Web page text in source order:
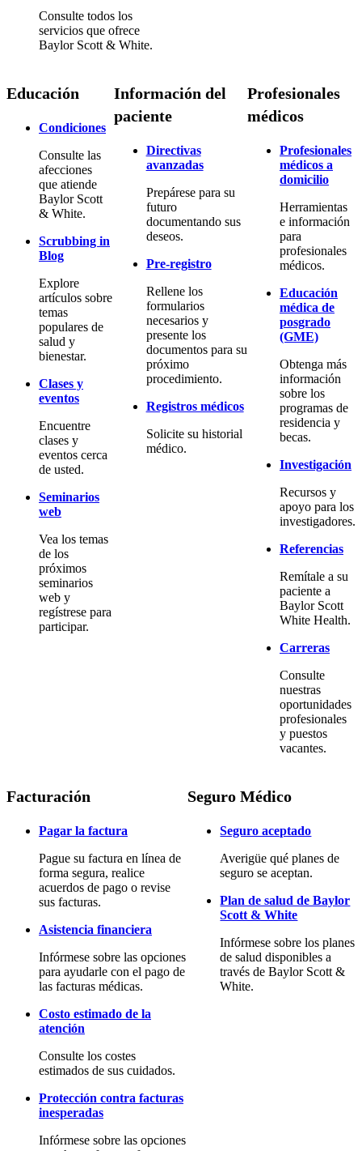
Consulte todos los
servicios que ofrece
Baylor Scott & White.
Educación
Condiciones
Consulte las
afecciones
que atiende
Baylor Scott
& White.
Scrubbing in
Blog
Explore
artículos sobre
temas
populares de
salud y
bienestar.
Clases y
eventos
Encuentre
clases y
eventos cerca
de usted.
Seminarios
web
Vea los temas
de los
próximos
seminarios
web y
regístrese para
participar.
Información del
paciente
Directivas
avanzadas
Prepárese para su
futuro
documentando sus
deseos.
Pre-registro
Rellene los
formularios
necesarios y
presente los
documentos para su
próximo
procedimiento.
Registros médicos
Solicite su historial
médico.
Profesionales
médicos
Profesionales
médicos a
domicilio
Herramientas
e información
para
profesionales
médicos.
Educación
médica de
posgrado
(GME)
Obtenga más
información
sobre los
programas de
residencia y
becas.
Investigación
Recursos y
apoyo para los
investigadores.
Referencias
Remítale a su
paciente a
Baylor Scott
White Health.
Carreras
Consulte
nuestras
oportunidades
profesionales
y puestos
vacantes.
Facturación
Pagar la factura
Pague su factura en línea de
forma segura, realice
acuerdos de pago o revise
sus facturas.
Asistencia financiera
Infórmese sobre las opciones
para ayudarle con el pago de
las facturas médicas.
Costo estimado de la
atención
Consulte los costes
estimados de sus cuidados.
Protección contra facturas
inesperadas
Infórmese sobre las opciones
Seguro Médico
Seguro aceptado
Averigüe qué planes de
seguro se aceptan.
Plan de salud de Baylor
Scott & White
Infórmese sobre los planes
de salud disponibles a
través de Baylor Scott &
White.